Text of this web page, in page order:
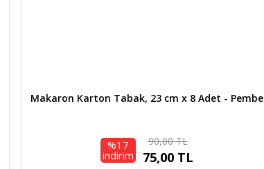
Makaron Karton Tabak, 23 cm x 8 Adet - Pembe
%17
indirim
90,00 TL
75,00 TL